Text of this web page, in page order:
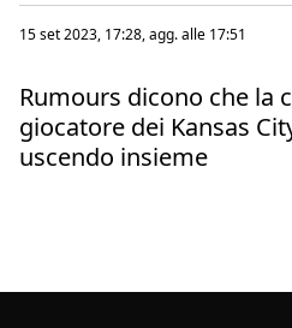
15 set 2023, 17:28, agg. alle 17:51
Rumours dicono che la
giocatore dei Kansas
uscendo insieme